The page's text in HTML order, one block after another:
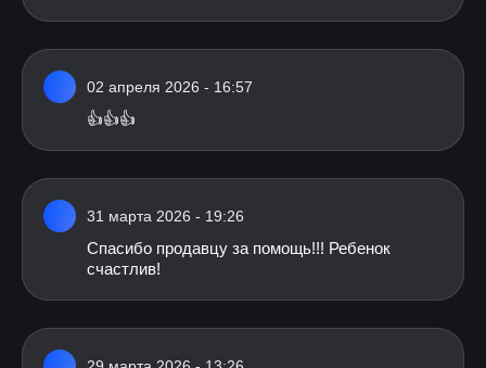
02 апреля 2026 - 16:57
👍👍👍
31 марта 2026 - 19:26
Спасибо продавцу за помощь!!! Ребенок
счастлив!